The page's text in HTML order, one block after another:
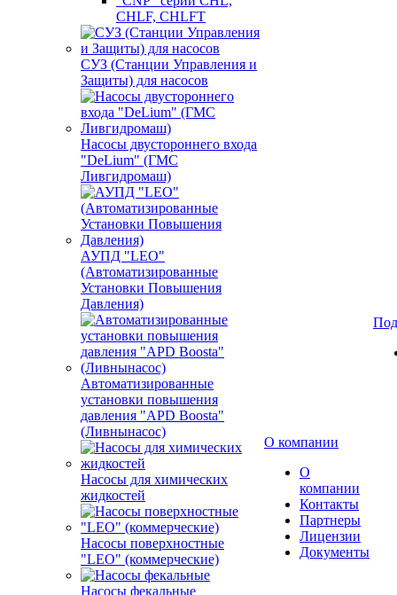
CHLF, CHLFT
СУЗ (Станции Управления и
Защиты) для насосов
Насосы двустороннего входа
"DeLium" (ГМС
Ливгидромаш)
АУПД "LEO"
(Автоматизированные
Установки Повышения
Давления)
Автоматизированные
установки повышения
давления "APD Boosta"
(Ливнынасос)
Насосы для химических
жидкостей
Насосы поверхностные
"LEO" (коммерческие)
Насосы фекальные
О компании
О
компании
Контакты
Партнеры
Лицензии
Документы